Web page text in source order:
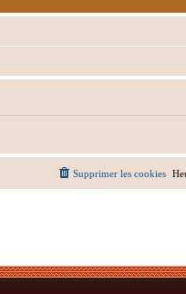
Supprimer les cookies